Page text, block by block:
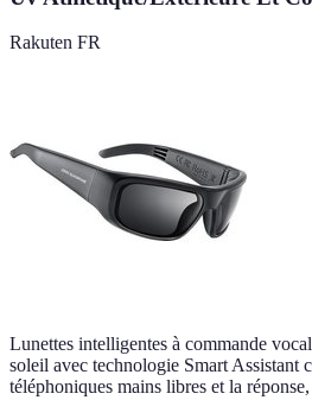
Rakuten FR
Lunettes intelligentes à commande
soleil avec technologie Smart Assistant
téléphoniques mains libres et la